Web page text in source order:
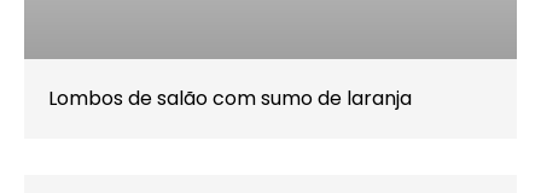
Lombos de salão com sumo de laranja